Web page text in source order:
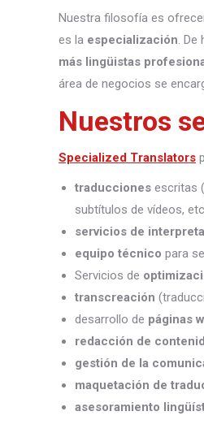
Nuestra filosofía es
es la especialización .
más lingüistas
área de negocios se
Nuestros
Specialized Translators
traducciones escritas
subtítulos de vídeos,
servicios de
equipo técnico para
Servicios de
transcreación
desarrollo de páginas
redacción de
gestión de la
maquetación de
asesoramiento